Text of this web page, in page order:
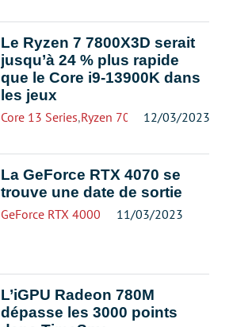
Le Ryzen 7 7800X3D serait
jusqu’à 24 % plus rapide
que le Core i9-13900K dans
les jeux
Core 13 Series,Ryzen 7000 Series
12/03/2023
La GeForce RTX 4070 se
trouve une date de sortie
GeForce RTX 4000 11/03/2023
L’iGPU Radeon 780M
dépasse les 3000 points